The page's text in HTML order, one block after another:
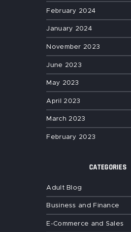
February 2024
January 2024
November 2023
June 2023
May 2023
April 2023
March 2023
February 2023
CATEGORIES
Adult Blog
Business and Finance
E-Commerce and Sales